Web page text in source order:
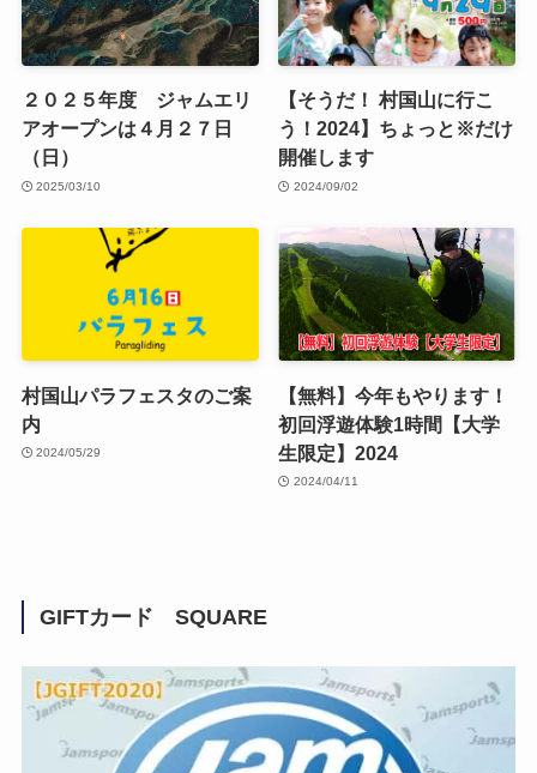
２０２５年度 ジャムエリ
アオープンは４月２７日
（日）
2025/03/10
【そうだ！ 村国山に行こ
う！2024】ちょっと※だけ
開催します
2024/09/02
村国山パラフェスタのご案
内
2024/05/29
【無料】今年もやります！
初回浮遊体験1時間【大学
生限定】2024
2024/04/11
GIFTカード SQUARE